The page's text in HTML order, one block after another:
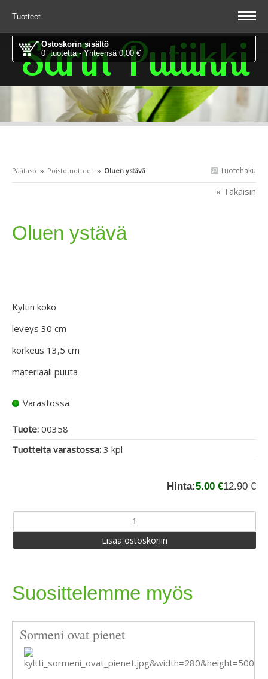
Tuotteet
Ostoskorin sisältö
0 tuotetta - Yhteensä 0.00 €
Sarin Putiikki
Tuotehaku
Päätaso ›› Poistotuotteet ›› Oluen ystävä
« Takaisin
Oluen ystävä
Kyltin koko
leveys 30 cm
korkeus 13,5 cm
materiaali puuta
Varastossa
Tuote: 00358
Tuotteita varastossa: 3 kpl
Hinta:5.00 €12.90 €
Suosittelemme myös
Sormeni ovat pienet